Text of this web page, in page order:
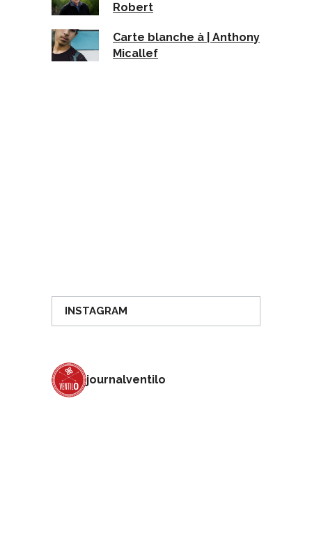
Robert
Carte blanche à | Anthony
Micallef
INSTAGRAM
journalventilo